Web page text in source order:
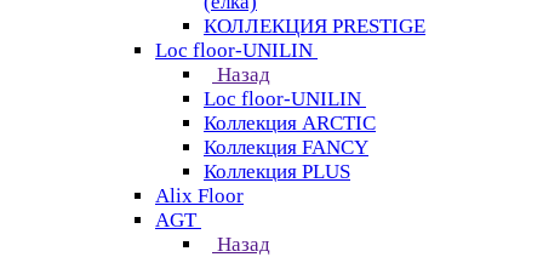
КОЛЛЕКЦИЯ PRESTIGE
Loс floor-UNILIN
Назад
Loс floor-UNILIN
Коллекция ARCTIС
Коллекция FANCY
Коллекция PLUS
Alix Floor
AGT
Назад